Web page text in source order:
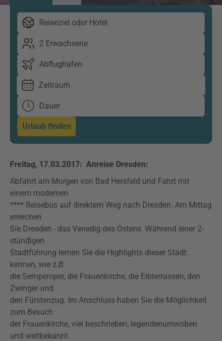
Reiseziel oder Hotel
2 Erwachsene
Abflughafen
Zeitraum
Dauer
Urlaub finden
Freitag, 17.03.2017: Anreise Dresden:
Abfahrt am Morgen von Bad Hersfeld und Fahrt mit
einem modernen
**** Reisebus auf direktem Weg nach Dresden. Am Mittag
erreichen
Sie Dresden - das Venedig des Ostens. Während einer 2-
stündigen
Stadtführung lernen Sie die Highlights dieser Stadt
kennen, wie z.B.
die Semperoper, die Frauenkirche, die Elbterrassen, den
Zwinger und
den Fürstenzug. Im Anschluss haben Sie die Möglichkeit
zum Besuch
der Frauenkirche, viel beschrieben, legendenumwoben
und weltbekannt.